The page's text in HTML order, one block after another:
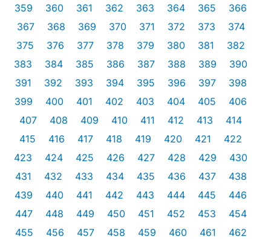
359
360 361 362 363 364 365
366
367
368 369 370 371 372 373
374
375
376 377 378 379 380 381
382
383
384 385 386 387 388 389
390
391
392 393 394 395 396 397
398
399
400 401 402 403 404 405
406
407
408 409 410 411 412 413
414
415
416 417 418 419 420 421
422
423
424 425 426 427 428 429
430
431
432 433 434 435 436 437
438
439
440 441 442 443 444 445
446
447
448 449 450 451 452 453
454
455
456 457 458 459 460 461
462